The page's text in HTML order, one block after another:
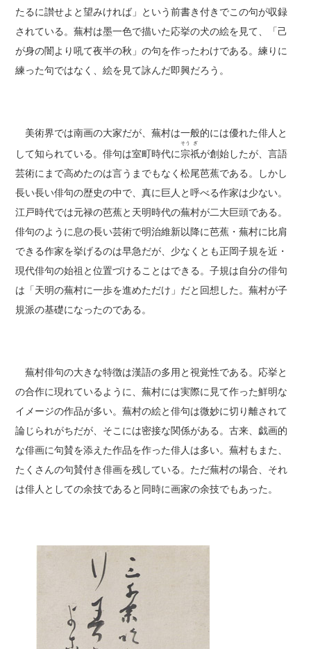
たるに讃せよと望みければ」という前書き付きでこの句が収録
されている。蕪村は墨一色で描いた応挙の犬の絵を見て、「己
が身の闇より吼て夜半の秋」の句を作ったわけである。練りに
練った句ではなく、絵を見て詠んだ即興だろう。
美術界では南画の大家だが、蕪村は一般的には優れた俳人と
して知られている。俳句は室町時代に宗
そう
祇
ぎ
が創始したが、言語
芸術にまで高めたのは言うまでもなく松尾芭蕉である。しかし
長い長い俳句の歴史の中で、真に巨人と呼べる作家は少ない。
江戸時代では元禄の芭蕉と天明時代の蕪村が二大巨頭である。
俳句のように息の長い芸術で明治維新以降に芭蕉・蕪村に比肩
できる作家を挙げるのは早急だが、少なくとも正岡子規を近・
現代俳句の始祖と位置づけることはできる。子規は自分の俳句
は「天明の蕪村に一歩を進めただけ」だと回想した。蕪村が子
規派の基礎になったのである。
蕪村俳句の大きな特徴は漢語の多用と視覚性である。応挙と
の合作に現れているように、蕪村には実際に見て作った鮮明な
イメージの作品が多い。蕪村の絵と俳句は微妙に切り離されて
論じられがちだが、そこには密接な関係がある。古来、戯画的
な俳画に句賛を添えた作品を作った俳人は多い。蕪村もまた、
たくさんの句賛付き俳画を残している。ただ蕪村の場合、それ
は俳人としての余技であると同時に画家の余技でもあった。